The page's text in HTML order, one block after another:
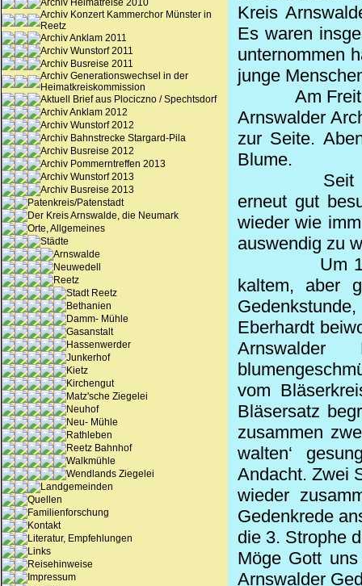
Archiv Heimatreise 2010
Archiv Konzert Kammerchor Münster in
Reetz
Archiv Anklam 2011
Archiv Wunstorf 2011
Archiv Busreise 2011
Archiv Generationswechsel in der
Heimatkreiskommission
Aktuell Brief aus Plociczno / Spechtsdorf
Archiv Anklam 2012
Archiv Wunstorf 2012
Archiv Bahnstrecke Stargard-Pila
Archiv Busreise 2012
Archiv Pommerntreffen 2013
Archiv Wunstorf 2013
Archiv Busreise 2013
Patenkreis/Patenstadt
Der Kreis Arnswalde, die Neumark
Orte, Allgemeines
Städte
Arnswalde
Neuwedell
Reetz
Stadt Reetz
Bethanien
Damm- Mühle
Gasanstalt
Hassenwerder
Junkerhof
Kietz
Kirchengut
Matz'sche Ziegelei
Neuhof
Neu- Mühle
Rathleben
Reetz Bahnhof
Walkmühle
Wendlands Ziegelei
Landgemeinden
Quellen
Familienforschung
Kontakt
Literatur, Empfehlungen
Links
Reisehinweise
Impressum
Kreis
Es waren
unternommen
junge
Am
Arnswalder
zur Seite.
Blume.
Seit
erneut gut
wieder wie
auswendig zu
Um
kaltem, aber
Eberhardt
vom
Bläsersatz
zusammen
walten‘
Andacht. Zwei
wieder
Gedenkrede
die 3. Strophe
Möge Gott
Arnswalder